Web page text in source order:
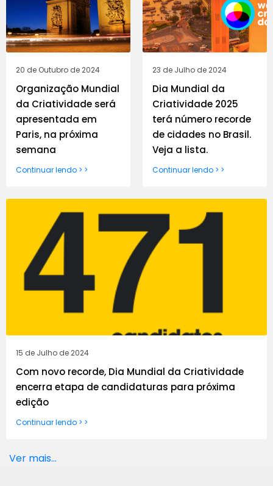
20 de Outubro de 2024
Organização Mundial
da Criatividade será
apresentada em
Paris, na próxima
semana
Continuar lendo > >
23 de Julho de 2024
Dia Mundial da
Criatividade 2025
terá número recorde
de cidades no Brasil.
Veja a lista.
Continuar lendo > >
15 de Julho de 2024
Com novo recorde, Dia Mundial da Criatividade
encerra etapa de candidaturas para próxima
edição
Continuar lendo > >
Ver mais...